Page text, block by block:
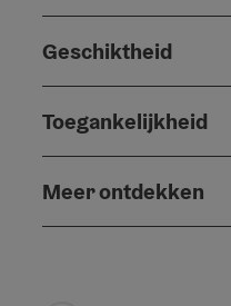
Geschiktheid
Toegankelijkheid
Meer ontdekken